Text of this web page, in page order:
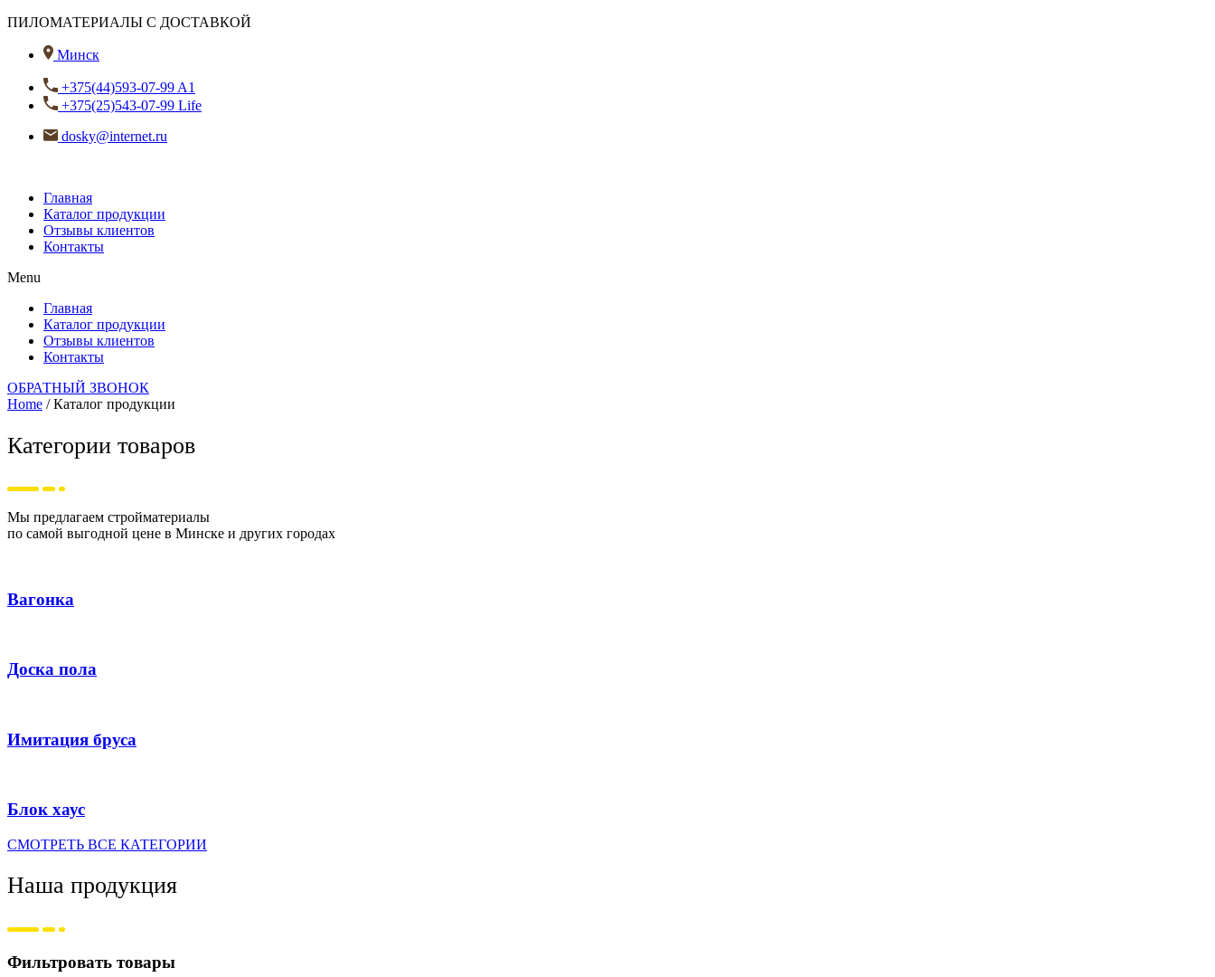
ПИЛОМАТЕРИАЛЫ С ДОСТАВКОЙ
Минск
+375(44)593-07-99 A1
+375(25)543-07-99 Life
dosky@internet.ru
Главная
Каталог продукции
Отзывы клиентов
Контакты
Menu
Главная
Каталог продукции
Отзывы клиентов
Контакты
ОБРАТНЫЙ ЗВОНОК
Home / Каталог продукции
Категории товаров
Мы предлагаем стройматериалы
по самой выгодной цене в Минске и других городах
Вагонка
Доска пола
Имитация бруса
Блок хаус
СМОТРЕТЬ ВСЕ КАТЕГОРИИ
Наша продукция
Фильтровать товары